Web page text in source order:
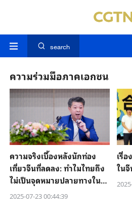
search
ความร่วมมือภาคเอกชน
ความจริงเบื้องหลังนักท่อง
เที่ยวจีนที่ลดลง: ทำไมไทยถึง
ไม่เป็นจุดหมายปลายทางใน
ฝันอีกต่อไป
2025-07-23 00:44:39
เรื่
ใน